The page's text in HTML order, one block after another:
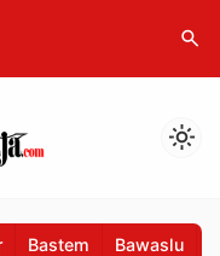
search
light_mode
Bastem Bawaslu